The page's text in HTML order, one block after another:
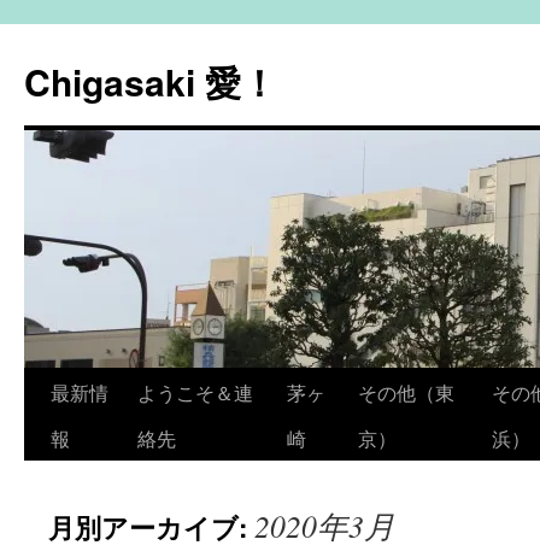
テ
ン
へ
Chigasaki 愛！
最新情
報
ようこそ＆連
絡先
茅ヶ
崎
その他（東
京）
その
浜）
月別アーカイブ: 2020年3月